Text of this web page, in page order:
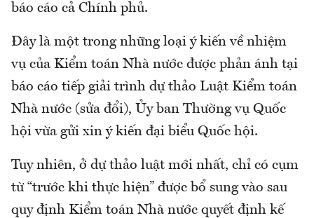
báo cáo cả Chính phủ.
Đây là một trong những loại ý kiến về nhiệm
vụ của Kiểm toán Nhà nước được phản ánh tại
báo cáo tiếp giải trình dự thảo Luật Kiểm toán
Nhà nước (sửa đổi), Ủy ban Thường vụ Quốc
hội vừa gửi xin ý kiến đại biểu Quốc hội.
Tuy nhiên, ở dự thảo luật mới nhất, chỉ có cụm
từ “trước khi thực hiện” được bổ sung vào sau
quy định Kiểm toán Nhà nước quyết định kế